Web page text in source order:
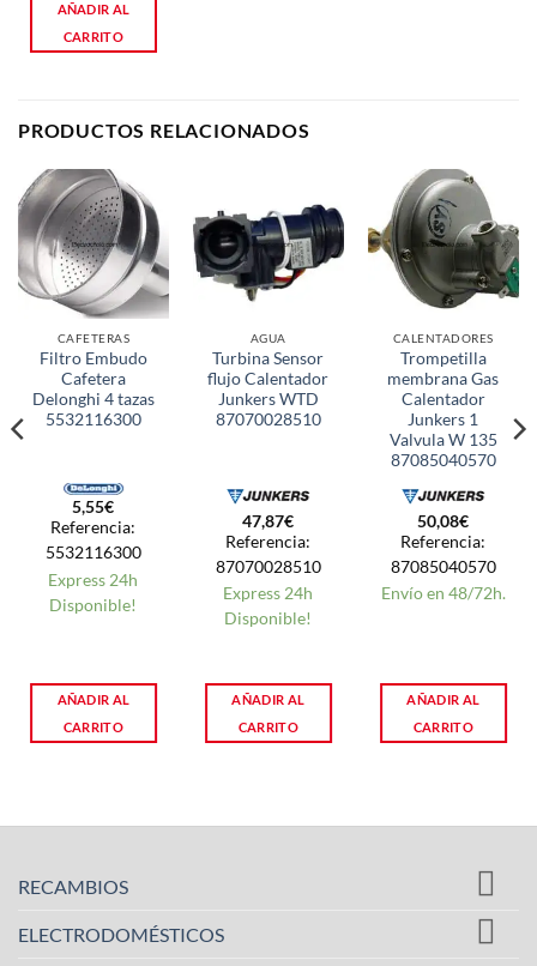
AÑADIR AL
CARRITO
PRODUCTOS RELACIONADOS
CAFETERAS
Filtro Embudo
Cafetera
Delonghi 4 tazas
5532116300
5,55€
Referencia:
5532116300
Express 24h
Disponible!
AÑADIR AL
CARRITO
AGUA
Turbina Sensor
flujo Calentador
Junkers WTD
87070028510
47,87€
Referencia:
87070028510
Express 24h
Disponible!
AÑADIR AL
CARRITO
CALENTADORES
Trompetilla
membrana Gas
Calentador
Junkers 1
Valvula W 135
87085040570
50,08€
Referencia:
87085040570
Envío en 48/72h.
AÑADIR AL
CARRITO
RECAMBIOS
ELECTRODOMÉSTICOS